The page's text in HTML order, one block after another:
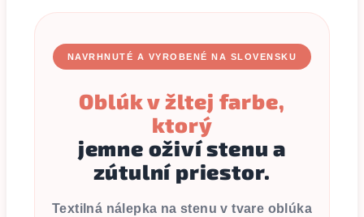
NAVRHNUTÉ A VYROBENÉ NA SLOVENSKU
Oblúk v žltej farbe,
ktorý
jemne oživí stenu a
zútulní priestor.
Textilná nálepka na stenu v tvare oblúka